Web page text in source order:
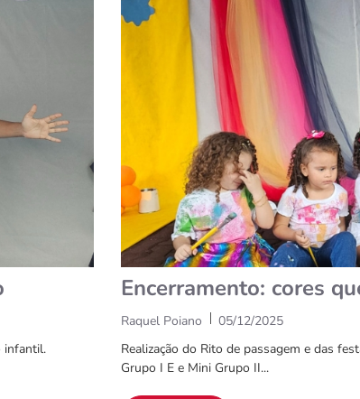
infantil.
Encerramento: cores
Raquel Poiano | 05/12/2025
Realização do Rito de passagem e das
Grupo I E e Mini Grupo II...